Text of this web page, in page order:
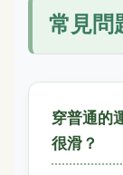
常見問
穿普通的
很滑？